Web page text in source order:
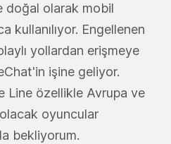
doğal olarak mobil
kullanılıyor. Engellenen
yollardan erişmeye
işine geliyor.
Line özellikle Avrupa ve
oyuncular
bekliyorum.